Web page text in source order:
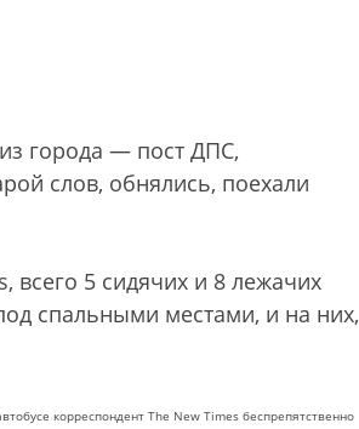
города — пост ДПС,
слов, обнялись, поехали
всего 5 сидячих и 8 лежачих
спальными местами, и на них,
корреспондент The New Times беспрепятственно